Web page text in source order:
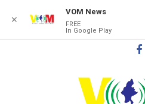
✕
VOM News
FREE
In Google Play